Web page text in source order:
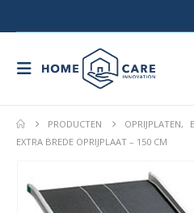
PRODUCTEN OPRIJPLATEN,
EXTRA BREDE OPRIJPLAAT – 150 CM